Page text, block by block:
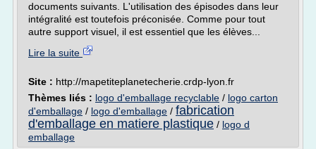
documents suivants. L'utilisation des épisodes dans leur
intégralité est toutefois préconisée. Comme pour tout
autre support visuel, il est essentiel que les élèves...
Lire la suite
Site : http://mapetiteplanetecherie.crdp-lyon.fr
Thèmes liés : logo d'emballage recyclable / logo carton
d'emballage / logo d'emballage / fabrication
d'emballage en matiere plastique / logo d
emballage